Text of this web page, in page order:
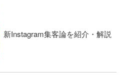
新Instagram集客論を紹介・解説